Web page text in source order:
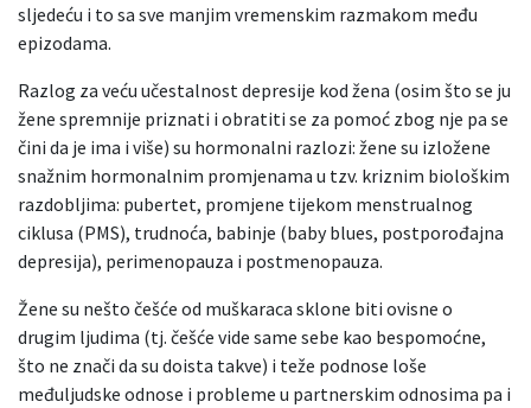
sljedeću i to sa sve manjim vremenskim razmakom među
epizodama.
Razlog za veću učestalnost depresije kod žena (osim što se ju
žene spremnije priznati i obratiti se za pomoć zbog nje pa se
čini da je ima i više) su hormonalni razlozi: žene su izložene
snažnim hormonalnim promjenama u tzv. kriznim biološkim
razdobljima: pubertet, promjene tijekom menstrualnog
ciklusa (PMS), trudnoća, babinje (baby blues, postporođajna
depresija), perimenopauza i postmenopauza.
Žene su nešto češće od muškaraca sklone biti ovisne o
drugim ljudima (tj. češće vide same sebe kao bespomoćne,
što ne znači da su doista takve) i teže podnose loše
međuljudske odnose i probleme u partnerskim odnosima pa i